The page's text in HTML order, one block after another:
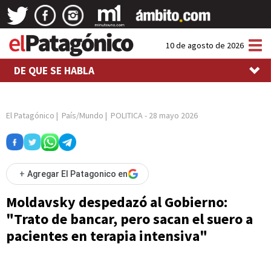
10 de agosto de 2026
DE QUE SE HABLA
El Patagónico | País/Mundo | POLITICA- 28 mayo 2026
+ Agregar El Patagonico en
Moldavsky despedazó al Gobierno:
"Trato de bancar, pero sacan el suero a
pacientes en terapia intensiva"